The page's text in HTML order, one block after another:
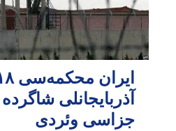
جزاسی وئردی